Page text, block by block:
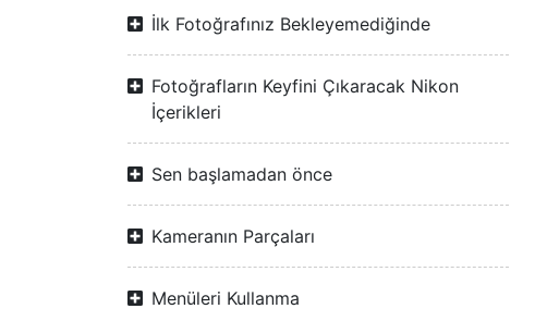
İlk Fotoğrafınız Bekleyemediğinde
Fotoğrafların Keyfini Çıkaracak Nikon
İçerikleri
Sen başlamadan önce
Kameranın Parçaları
Menüleri Kullanma